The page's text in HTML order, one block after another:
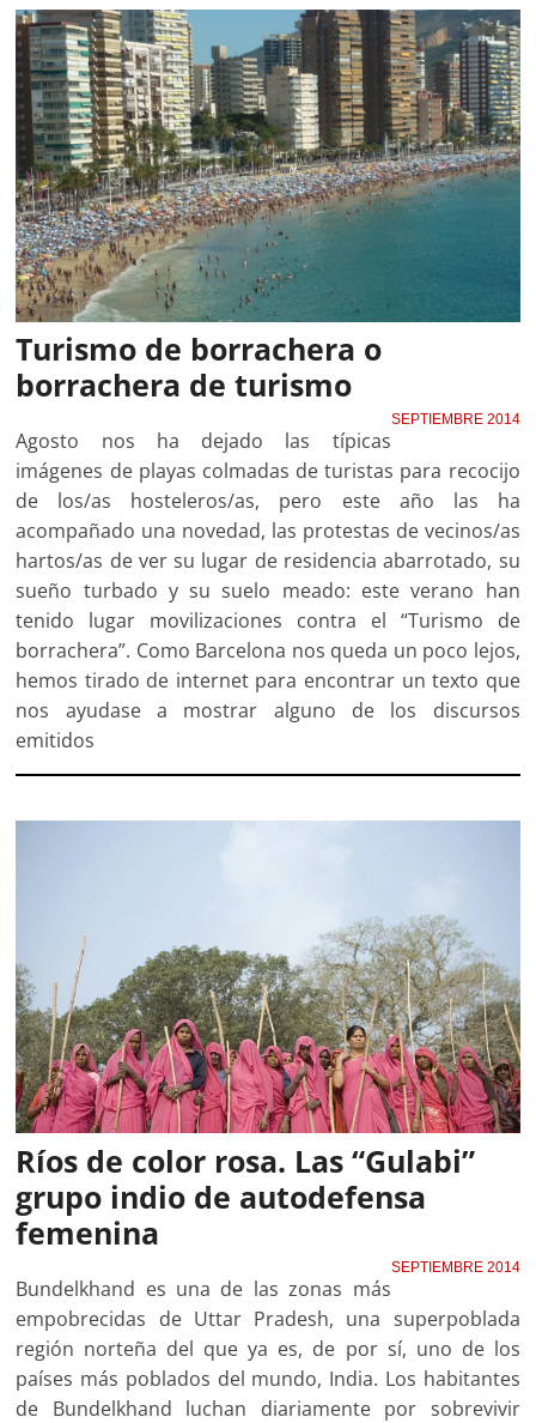
Turismo de borrachera o
borrachera de turismo
SEPTIEMBRE 2014
Agosto nos ha dejado las típicas
imágenes de playas colmadas de turistas para recocijo
de los/as hosteleros/as, pero este año las ha
acompañado una novedad, las protestas de vecinos/as
hartos/as de ver su lugar de residencia abarrotado, su
sueño turbado y su suelo meado: este verano han
tenido lugar movilizaciones contra el “Turismo de
borrachera”. Como Barcelona nos queda un poco lejos,
hemos tirado de internet para encontrar un texto que
nos ayudase a mostrar alguno de los discursos
emitidos
Ríos de color rosa. Las “Gulabi”
grupo indio de autodefensa
femenina
SEPTIEMBRE 2014
Bundelkhand es una de las zonas más
empobrecidas de Uttar Pradesh, una superpoblada
región norteña del que ya es, de por sí, uno de los
países más poblados del mundo, India. Los habitantes
de Bundelkhand luchan diariamente por sobrevivir